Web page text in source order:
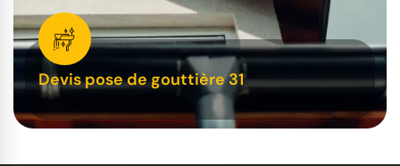
Devis pose de gouttière 31